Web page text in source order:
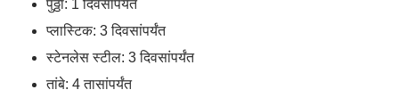
पुठ्ठा: 1 दिवसापर्यंत
प्लास्टिक: 3 दिवसांपर्यंत
स्टेनलेस स्टील: 3 दिवसांपर्यंत
तांबे: 4 तासांपर्यंत